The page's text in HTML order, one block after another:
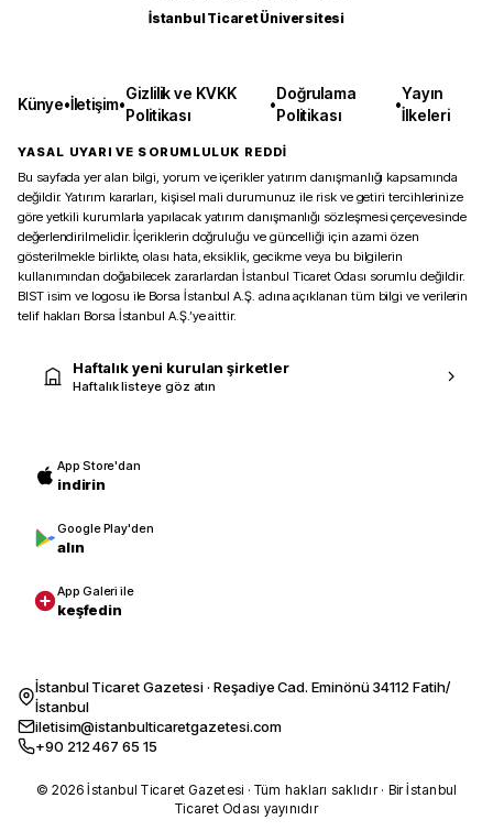
İstanbul Ticaret Üniversitesi
Künye•İletişim•
Gizlilik ve KVKK
Politikası
•
Doğrulama
Politikası
•
Yayın
İlkeleri
YASAL UYARI VE SORUMLULUK REDDİ
Bu sayfada yer alan bilgi, yorum ve içerikler yatırım danışmanlığı kapsamında
değildir. Yatırım kararları, kişisel mali durumunuz ile risk ve getiri tercihlerinize
göre yetkili kurumlarla yapılacak yatırım danışmanlığı sözleşmesi çerçevesinde
değerlendirilmelidir. İçeriklerin doğruluğu ve güncelliği için azami özen
gösterilmekle birlikte, olası hata, eksiklik, gecikme veya bu bilgilerin
kullanımından doğabilecek zararlardan İstanbul Ticaret Odası sorumlu değildir.
BIST isim ve logosu ile Borsa İstanbul A.Ş. adına açıklanan tüm bilgi ve verilerin
telif hakları Borsa İstanbul A.Ş.’ye aittir.
Haftalık yeni kurulan şirketler
Haftalık listeye göz atın
App Store'dan
indirin
Google Play'den
alın
App Galeri ile
keşfedin
İstanbul Ticaret Gazetesi · Reşadiye Cad. Eminönü 34112 Fatih/
İstanbul
iletisim@istanbulticaretgazetesi.com
+90 212 467 65 15
© 2026 İstanbul Ticaret Gazetesi · Tüm hakları saklıdır · Bir İstanbul
Ticaret Odası yayınıdır